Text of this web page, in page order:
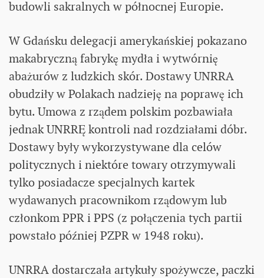
budowli sakralnych w północnej Europie.
W Gdańsku delegacji amerykańskiej pokazano
makabryczną fabrykę mydła i wytwórnię
abażurów z ludzkich skór. Dostawy UNRRA
obudziły w Polakach nadzieję na poprawę ich
bytu. Umowa z rządem polskim pozbawiała
jednak UNRRĘ kontroli nad rozdziałami dóbr.
Dostawy były wykorzystywane dla celów
politycznych i niektóre towary otrzymywali
tylko posiadacze specjalnych kartek
wydawanych pracownikom rządowym lub
członkom PPR i PPS (z połączenia tych partii
powstało później PZPR w 1948 roku).
UNRRA dostarczała artykuły spożywcze, paczki